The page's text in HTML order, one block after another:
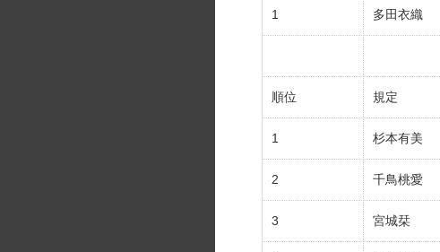
1 多田衣織
順位 規定
1 杉本有美
2 千鳥桃愛
3 宮城栞